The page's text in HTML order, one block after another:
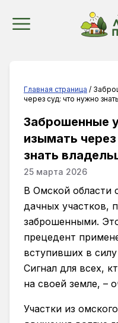
Главная страница /
через суд: что нужно
Заброшенные
изымать
знать
25 марта 2026
В Омской области
дачных участков,
заброшенными.
прецедент
вступивших в
Сигнал для всех,
на своей земле, –
Участки из